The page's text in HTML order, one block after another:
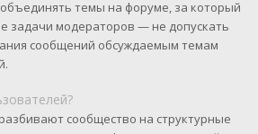
темы на форуме, за который
задачи модераторов — не допускать
сообщений обсуждаемым темам
сообщество на структурные